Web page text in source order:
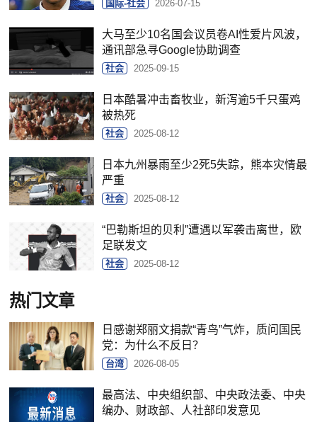
国际-社会 2026-07-15
大马至少10名国会议员卷AI性爱片风波，
通讯部急寻Google协助调查
社会 2025-09-15
日本酷暑冲击畜牧业，新泻逾5千只蛋鸡
被热死
社会 2025-08-12
日本九州暴雨至少2死5失踪，熊本灾情最
严重
社会 2025-08-12
“巴勒斯坦的贝利”遭遇以军袭击离世，欧
足联发文
社会 2025-08-12
热门文章
日感谢郑丽文捐款“青鸟”气炸，质问国民
党：为什么不反日？
台湾 2026-08-05
最高法、中央组织部、中央政法委、中央
编办、财政部、人社部印发意见